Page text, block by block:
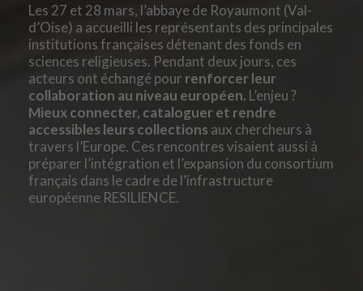
Les 27 et 28 mars, l’abbaye de Royaumont (Val-
d’Oise) a accueilli les représentants des principales
institutions françaises détenant des fonds en
sciences religieuses. Pendant deux jours, ces
acteurs ont échangé pour renforcer leur
collaboration au niveau européen. L’enjeu ?
Mieux connecter, cataloguer et rendre
accessibles leurs collectionsaux chercheurs à
travers l’Europe. Ces rencontres visaient aussi à
préparer l’intégration et l’expansion du consortium
français dans le cadre de l’infrastructure
européenne RESILIENCE.